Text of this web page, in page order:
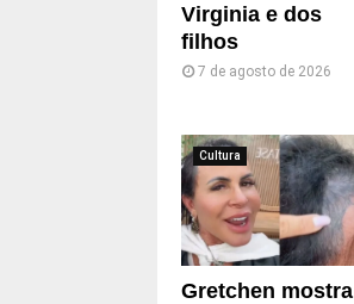
Virginia e dos
filhos
7 de agosto de 2026
Cultura
Gretchen mostra